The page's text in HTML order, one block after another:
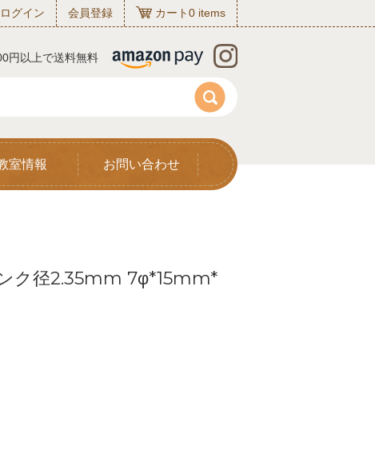
ログイン 会員登録 カート0 items
円以上で送料無料
室情報 お問い合わせ
ク径2.35mm 7φ*15mm*